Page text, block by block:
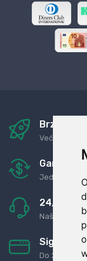
Brza i
Već za
Jednostavno
24/7
Naši agenti
Sigurno
Do 24 rata